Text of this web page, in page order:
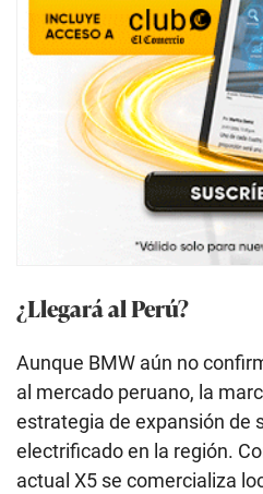
¿Llegará al Perú?
Aunque BMW aún no
al mercado peruano, la
estrategia de expansión de
electrificado en la región.
actual X5 se comercializa